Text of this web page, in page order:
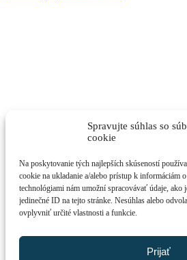
Spravujte súhlas so
cookie
Na poskytovanie tých najlepších skúseností
cookie na ukladanie a/alebo prístup k informáciám
technológiami nám umožní spracovávať údaje, ako
jedinečné ID na tejto stránke. Nesúhlas alebo
ovplyvniť určité vlastnosti a funkcie.
Prijať